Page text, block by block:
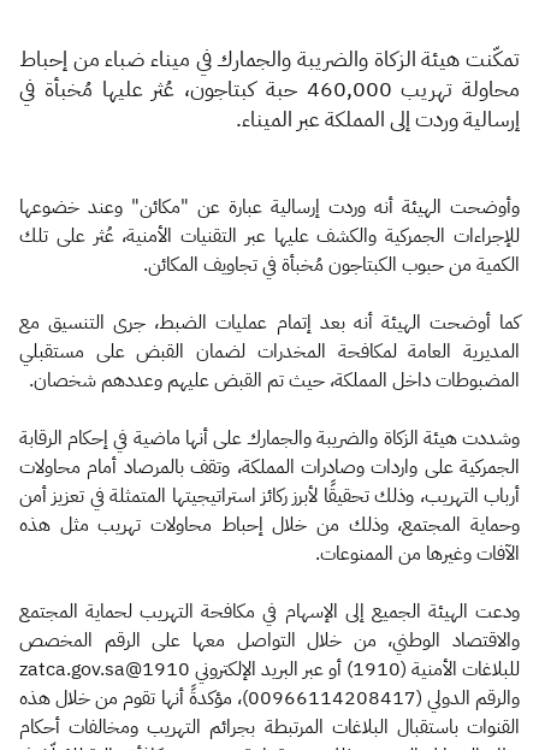
​تمكّنت هيئة الزكاة والضريبة والجمارك في ميناء ضباء من إحباط
محاولة تهريب 460,000 حبة كبتاجون، عُثر عليها مُخبأة في
إرسالية وردتإلى المملكة عبر الميناء.
وأوضحت الهيئة أنه وردت إرسالية عبارة عن "مكائن" وعند خضوعها
للإجراءات الجمركية والكشف عليها عبر التقنيات الأمنية، عُثر على تلك
الكمية من حبوب الكبتاجون مُخبأة في تجاويف المكائن.
كما أوضحت الهيئة أنه بعد إتمام عمليات الضبط، جرى التنسيق مع
المديرية العامة لمكافحة المخدرات لضمان القبض على مستقبلي
المضبوطات داخل المملكة، حيث تم القبض عليهم وعددهم شخصان.
وشددت هيئة الزكاة والضريبة والجمارك على أنها ماضية في إحكام الرقابة
الجمركية على واردات وصادرات المملكة، وتقف بالمرصاد أمام محاولات
أرباب التهريب، وذلك تحقيقًا لأبرز ركائز استراتيجيتها المتمثلة في تعزيز أمن
وحماية المجتمع، وذلك من خلال إحباط محاولات تهريب مثل هذه
الآفات وغيرها من الممنوعات.
ودعت الهيئة الجميع إلى الإسهام في مكافحة التهريب لحماية المجتمع
والاقتصاد الوطني، من خلال التواصل معها على الرقم المخصص
للبلاغات الأمنية (1910) أو عبر البريد الإلكتروني 1910@zatca.gov.sa
والرقم الدولي (00966114208417)، مؤكدةً أنها تقوم من خلال هذه
القنوات باستقبال البلاغات المرتبطة بجرائم التهريب ومخالفات أحكام